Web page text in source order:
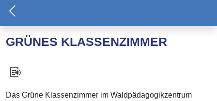
GRÜNES KLASSENZIMMER
Das Grüne Klassenzimmer im Waldpädagogikzentrum